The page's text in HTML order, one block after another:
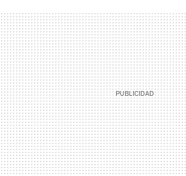
MAIL